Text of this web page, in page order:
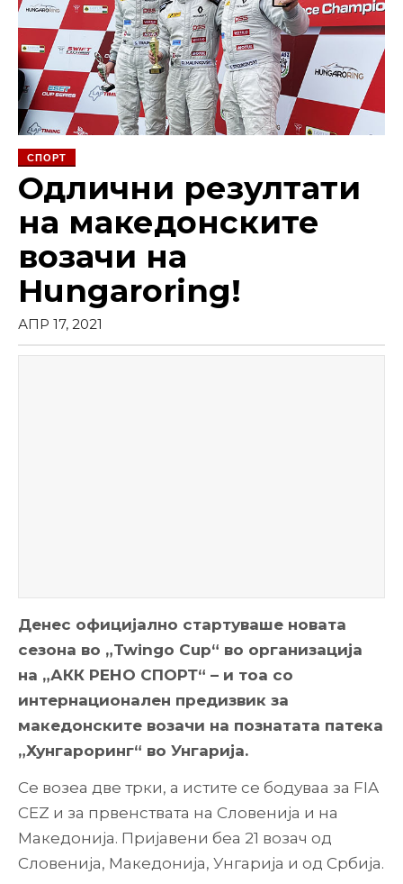
СПОРТ
Одлични резултати
на македонските
возачи на
Hungaroring!
АПР 17, 2021
Денес официјално стартуваше новата
сезона во „Twingo Cup“ во организација
на „АКК РЕНО СПОРТ“ – и тоа со
интернационален предизвик за
македонските возачи на познатата патека
„Хунгароринг“ во Унгарија.
Се возеа две трки, а истите се бодуваа за FIA
CEZ и за првенствата на Словенија и на
Македонија. Пријавени беа 21 возач од
Словенија, Македонија, Унгарија и од Србија.